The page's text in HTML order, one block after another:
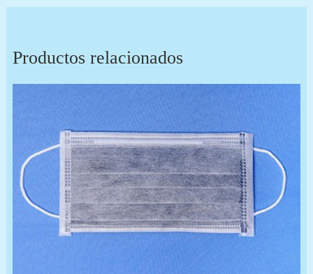
Productos relacionados